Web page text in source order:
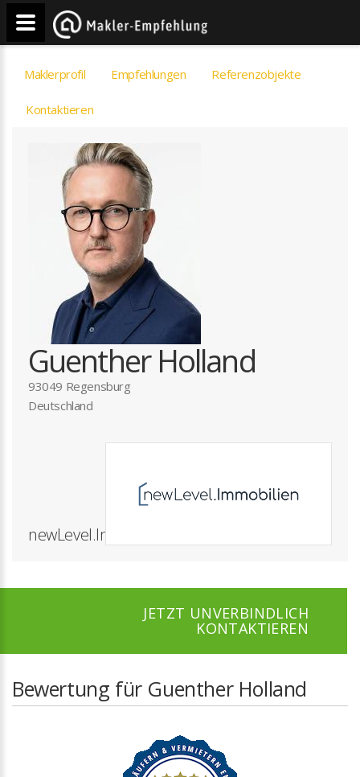
Maklerprofil Empfehlungen Referenzobjekte
Kontaktieren
Guenther Holland
93049 Regensburg
Deutschland
newLevel.Immobilien GmbH
JETZT UNVERBINDLICH
KONTAKTIEREN
Bewertung für Guenther Holland